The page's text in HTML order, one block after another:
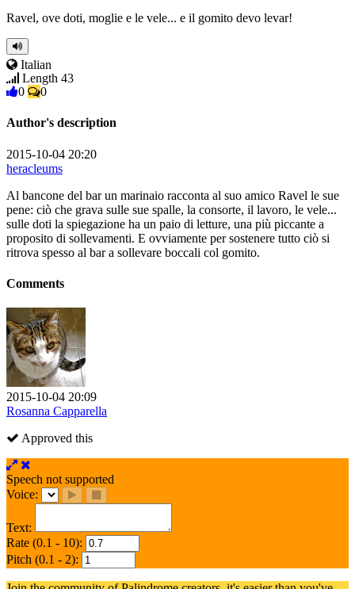
Ravel, ove doti, moglie e le vele... e il gomito devo levar!
Italian
Length 43
0
0
Author's description
2015-10-04 20:20
heracleums
Al bancone del bar un marinaio racconta al suo amico Ravel le sue
pene: ciò che grava sulle sue spalle, la consorte, il lavoro, le vele...
sulle doti la spiegazione ha un paio di letture, una più piccante a
proposito di sollevamenti. E ovviamente per sostenere tutto ciò si
ritrova spesso al bar a sollevare boccali col gomito.
Comments
2015-10-04 20:09
Rosanna Capparella
Approved this
Speech not supported
Voice:
Text:
Rate (0.1 - 10):
Pitch (0.1 - 2):